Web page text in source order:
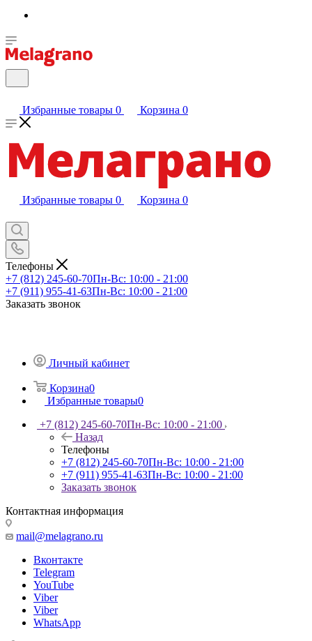
Избранные товары 0 Корзина 0
Избранные товары 0 Корзина 0
Телефоны
+7 (812) 245-60-70Пн-Вс: 10:00 - 21:00
+7 (911) 955-41-63Пн-Вс: 10:00 - 21:00
Заказать звонок
Личный кабинет
Корзина0
Избранные товары0
+7 (812) 245-60-70Пн-Вс: 10:00 - 21:00
Назад
Телефоны
+7 (812) 245-60-70Пн-Вс: 10:00 - 21:00
+7 (911) 955-41-63Пн-Вс: 10:00 - 21:00
Заказать звонок
Контактная информация
mail@melagrano.ru
Вконтакте
Telegram
YouTube
Viber
Viber
WhatsApp